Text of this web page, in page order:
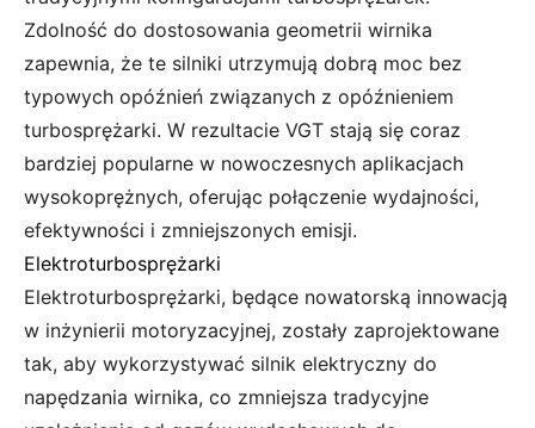
Zdolność do dostosowania geometrii wirnika
zapewnia, że te silniki utrzymują dobrą moc bez
typowych opóźnień związanych z opóźnieniem
turbosprężarki. W rezultacie VGT stają się coraz
bardziej popularne w nowoczesnych aplikacjach
wysokoprężnych, oferując połączenie wydajności,
efektywności i zmniejszonych emisji.
Elektroturbosprężarki
Elektroturbosprężarki, będące nowatorską innowacją
w inżynierii motoryzacyjnej, zostały zaprojektowane
tak, aby wykorzystywać silnik elektryczny do
napędzania wirnika, co zmniejsza tradycyjne